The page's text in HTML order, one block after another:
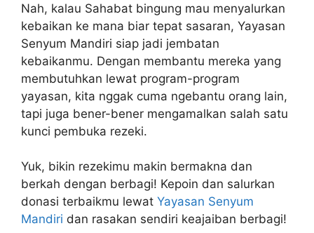
Nah, kalau Sahabat bingung mau menyalurkan
kebaikan ke mana biar tepat sasaran, Yayasan
Senyum Mandiri siap jadi jembatan
kebaikanmu. Dengan membantu mereka yang
membutuhkan lewat program-program
yayasan, kita nggak cuma ngebantu orang lain,
tapi juga bener-bener mengamalkan salah satu
kunci pembuka rezeki.
Yuk, bikin rezekimu makin bermakna dan
berkah dengan berbagi! Kepoin dan salurkan
donasi terbaikmu lewat Yayasan Senyum
Mandiri dan rasakan sendiri keajaiban berbagi!